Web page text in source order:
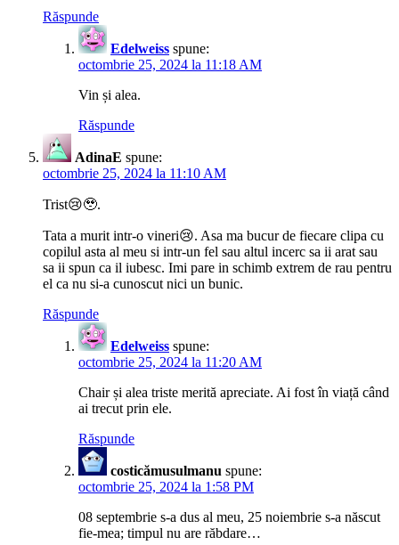
Răspunde
Edelweiss spune:
octombrie 25, 2024 la 11:18 AM
Vin și alea.
Răspunde
AdinaE spune:
octombrie 25, 2024 la 11:10 AM
Trist😢🥹.
Tata a murit intr-o vineri😢. Asa ma bucur de fiecare clipa cu
copilul asta al meu si intr-un fel sau altul incerc sa ii arat sau
sa ii spun ca il iubesc. Imi pare in schimb extrem de rau pentru
el ca nu si-a cunoscut nici un bunic.
Răspunde
Edelweiss spune:
octombrie 25, 2024 la 11:20 AM
Chair și alea triste merită apreciate. Ai fost în viață când
ai trecut prin ele.
Răspunde
costicămusulmanu spune:
octombrie 25, 2024 la 1:58 PM
08 septembrie s-a dus al meu, 25 noiembrie s-a născut
fie-mea; timpul nu are răbdare…